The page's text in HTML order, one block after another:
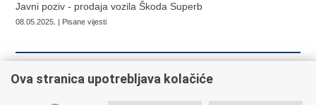
Javni poziv - prodaja vozila Škoda Superb
08.05.2025. | Pisane vijesti
« Prethodna 1 2 3 4 Sljedeća »
Ova stranica upotrebljava kolačiće